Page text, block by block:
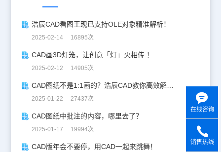
浩辰CAD看图王现已支持OLE对象精准解析！
2025-02-14 16895次
CAD画3D灯笼，让创意「灯」火相传 ！
2025-02-12 14905次
CAD图纸不是1:1画的？浩辰CAD教你高效解决！
2025-01-22 27437次
CAD图纸中批注的内容，哪里去了？
2025-01-17 19994次
CAD版年会不要停，用CAD一起来跳舞！
在线咨询
销售热线